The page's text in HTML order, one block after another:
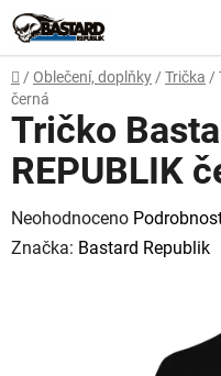
Přejít
na
obsah
Domů
/ Oblečení, doplňky / Trička /
černá
Tričko
REPUBLIK
Průměrné
hodnocení
Neohodnoceno
Značka: Bastard Republik